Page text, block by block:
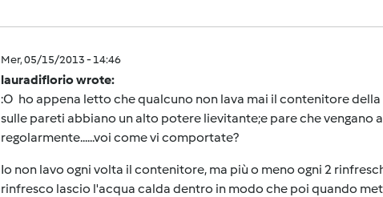
Mer, 05/15/2013 - 14:46
lauradiflorio wrote:
:O ho appena letto che qualcuno non lava mai il contenitore
sulle pareti abbiano un alto potere lievitante;e pare che vengano
regolarmente......voi come vi comportate?
Io non lavo ogni volta il contenitore, ma più o meno ogni 2
rinfresco lascio l'acqua calda dentro in modo che poi quando